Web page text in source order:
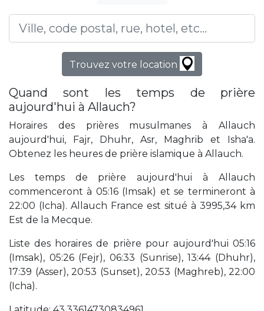
Trouvez votre location
Quand sont les temps de prière
aujourd'hui à Allauch?
Horaires des prières musulmanes à Allauch
aujourd'hui, Fajr, Dhuhr, Asr, Maghrib et Isha'a.
Obtenez les heures de prière islamique à Allauch.
Les temps de prière aujourd'hui à Allauch
commenceront à 05:16 (Imsak) et se termineront à
22:00 (Icha). Allauch France est situé à 3995,34 km
Est de la Mecque.
Liste des horaires de prière pour aujourd'hui 05:16
(Imsak), 05:26 (Fejr), 06:33 (Sunrise), 13:44 (Dhuhr),
17:39 (Asser), 20:53 (Sunset), 20:53 (Maghreb), 22:00
(Icha).